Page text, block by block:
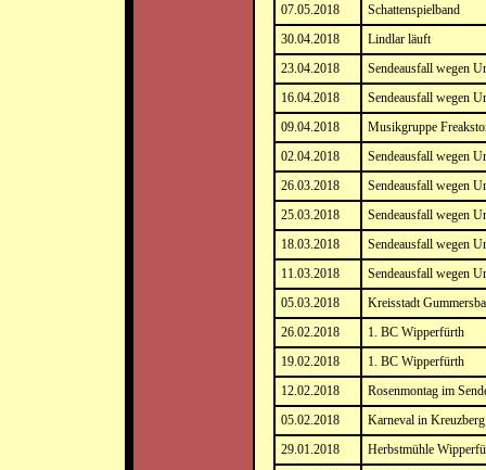
07.05.2018
Schattenspielband
30.04.2018
Lindlar läuft
23.04.2018
Sendeausfall wegen
16.04.2018
Sendeausfall wegen
09.04.2018
Musikgruppe
02.04.2018
Sendeausfall wegen
26.03.2018
Sendeausfall wegen
25.03.2018
Sendeausfall wegen
18.03.2018
Sendeausfall wegen
11.03.2018
Sendeausfall wegen
05.03.2018
Kreisstadt
26.02.2018
1. BC Wipperfürth
19.02.2018
1. BC Wipperfürth
12.02.2018
Rosenmontag im
05.02.2018
Karneval in
29.01.2018
Herbstmühle